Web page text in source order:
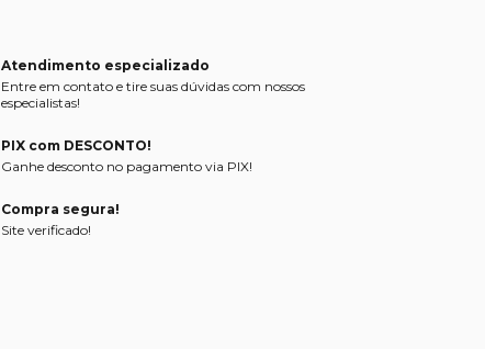
Atendimento especializado
Entre em contato e tire suas dúvidas com nossos
especialistas!
PIX com DESCONTO!
Ganhe desconto no pagamento via PIX!
Compra segura!
Site verificado!